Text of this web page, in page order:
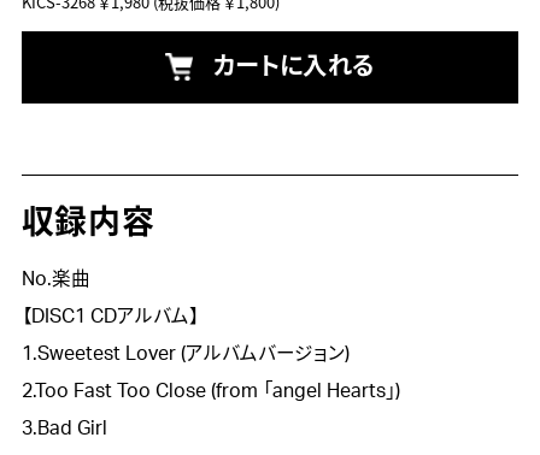
カートに入れる
収録内容
No.楽曲
【DISC1 CDアルバム】
1.Sweetest Lover (アルバムバージョン)
2.Too Fast Too Close (from 「angel Hearts」)
3.Bad Girl